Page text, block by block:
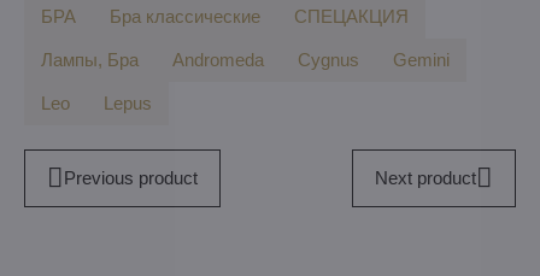
БPA Бра классические СПЕЦАКЦИЯ
Лампы, Бра Andromeda Cygnus Gemini
Leo Lepus
Previous product Next product